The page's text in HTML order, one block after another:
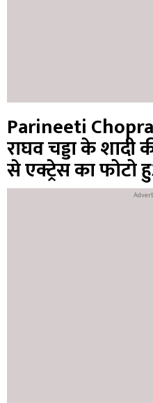
Parineeti
राघव चड्डा के
से एक्ट्रेस का फोटो